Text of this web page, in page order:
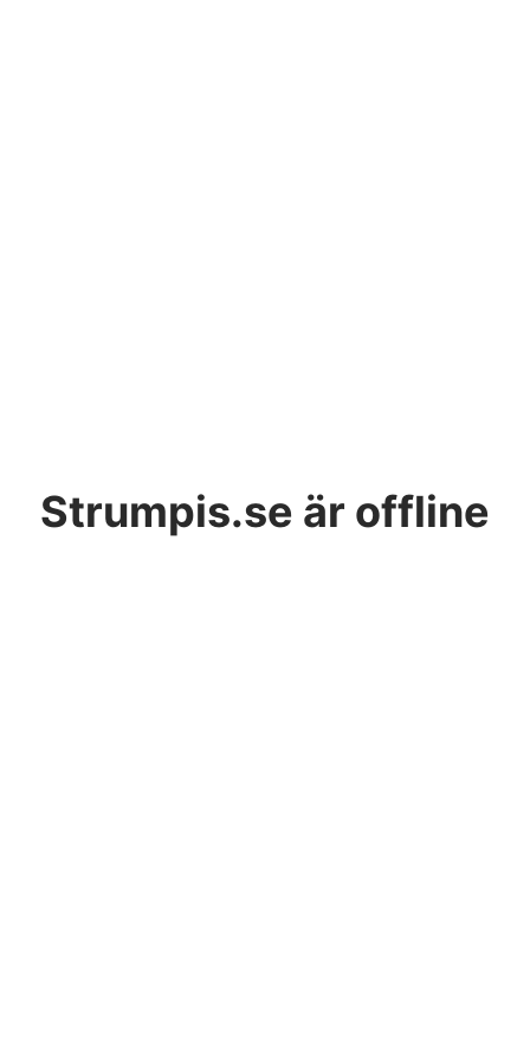
Strumpis.se är offline